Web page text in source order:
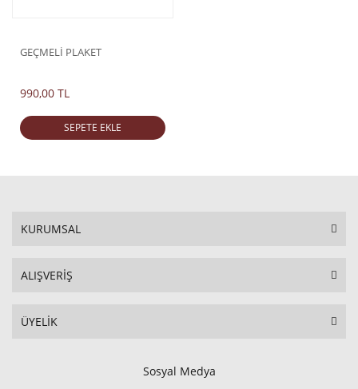
GEÇMELİ PLAKET
990,00 TL
SEPETE EKLE
KURUMSAL
ALIŞVERİŞ
ÜYELİK
Sosyal Medya